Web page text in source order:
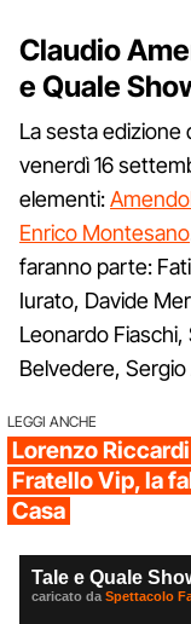
Claudio
e Quale
La sesta edizione
venerdì 16
elementi:
Enrico Montesano
faranno parte:
Iurato, Davide
Leonardo
Belvedere, Sergio
LEGGI ANCHE
Lorenzo
Fratello Vip, la
Casa